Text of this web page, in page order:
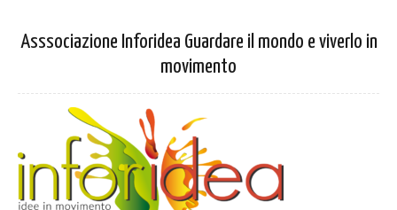
Asssociazione Inforidea Guardare il mondo e viverlo in
movimento